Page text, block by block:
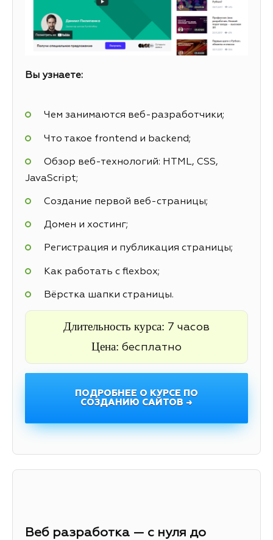
Вы узнаете:
Чем занимаются веб-разработчики;
Что такое frontend и backend;
Обзор веб-технологий: HTML, CSS,
JavaScript;
Создание первой веб-страницы;
Домен и хостинг;
Регистрация и публикация страницы;
Как работать с flexbox;
Вёрстка шапки страницы.
Длительность курса: 7 часов
Цена: бесплатно
ПОДРОБНЕЕ О КУРСЕ ПО
СОЗДАНИЮ САЙТОВ →
Веб разработка — с нуля до